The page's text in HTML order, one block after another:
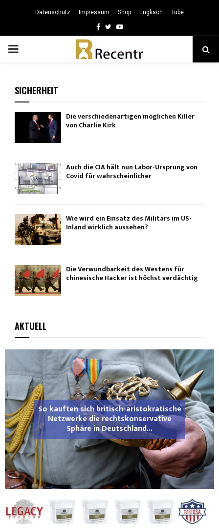
Datenschutz Impressum Shop Englisch Tube
Facebook
TwitterYoutube
PRIMARY
SICHERHEIT
Die verschiedenartigen möglichen Killer
von Charlie Kirk
Auch die CIA hält nun Labor-Ursprung von
Covid für wahrscheinlicher
Wie wird ein Einsatz des Militärs im US-
Inland wirklich aussehen?
Die Verwundbarkeit des Westens für
chinesische Hacker ist höchst verdächtig
AKTUELL